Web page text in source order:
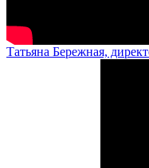
Татьяна Бережная,